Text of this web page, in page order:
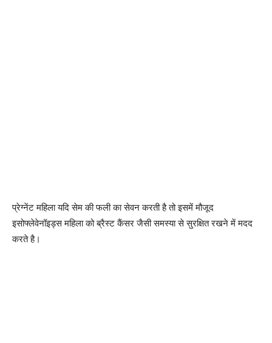
प्रेग्नेंट महिला यदि सेम की फली का सेवन करती है तो इसमें मौजूद
इसोफ्लेवेनॉइड्स महिला को ब्रैस्ट कैंसर जैसी समस्या से सुरक्षित रखने में मदद
करते है।